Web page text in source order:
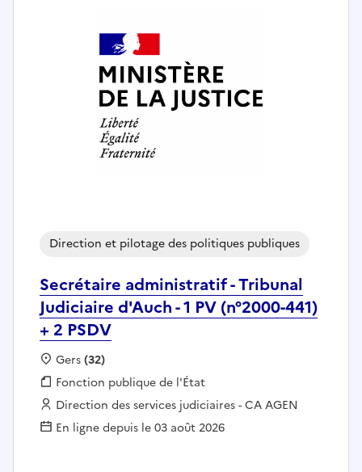
Secrétaire administratif - Tribunal
Judiciaire d'Auch - 1 PV (n°2000-441)
+ 2 PSDV
Direction et pilotage des politiques publiques
Localisation :
Gers(32)
Fonction publique :
Fonction publique de l'État
Employeur :
Direction des services judiciaires - CA AGEN
En ligne depuis le 03 août 2026